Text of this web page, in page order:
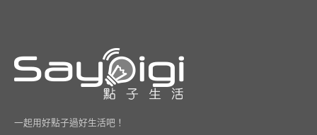
一起用好點子過好生活吧！